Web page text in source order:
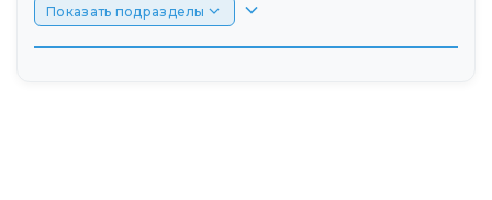
Показать подразделы